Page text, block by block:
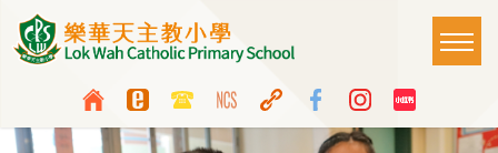
Skip to main content
Top
Media
Language
Main